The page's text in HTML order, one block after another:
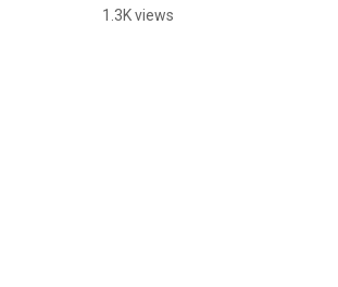
младенцах — норм
1.3K views